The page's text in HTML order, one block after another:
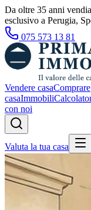
Da oltre 35 anni
esclusivo a Perugia,
075 573 13 81
Vendere casaComprare
casaImmobili
con noi
Valuta la tua casa